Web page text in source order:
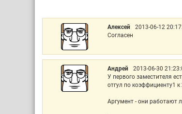
Алексей 2013-06-12
Согласен
Андрей 2013-06-30
У первого заместителя
отгул по коэффициенту1
Аргумент - они работают